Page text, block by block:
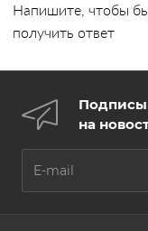
Напишите, чтобы
получить ответ
на